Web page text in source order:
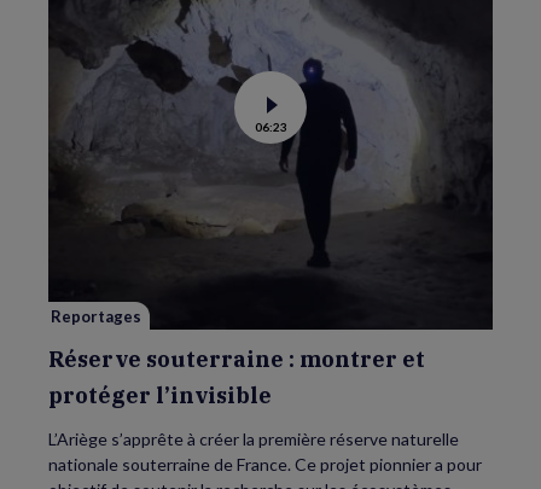
Voir
la
vidéo
de
Réserve
souterraine
montrer
et
protéger
06:23
Reportages
Réserve souterraine : montrer et
protéger l’invisible
L’Ariège s’apprête à créer la première réserve naturelle
nationale souterraine de France. Ce projet pionnier a pour